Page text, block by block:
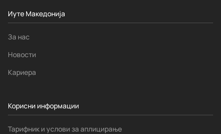
Иуте Македонија
За нас
Новости
Кариера
Корисни информации
Тарифник и услови за аплицирање